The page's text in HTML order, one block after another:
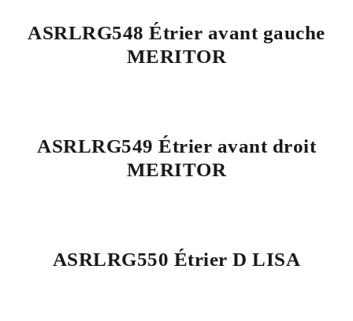
ASRLRG548 Étrier avant gauche
MERITOR
ASRLRG549 Étrier avant droit
MERITOR
ASRLRG550 Étrier D LISA